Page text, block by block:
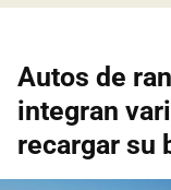
Autos de
integran
recargar su